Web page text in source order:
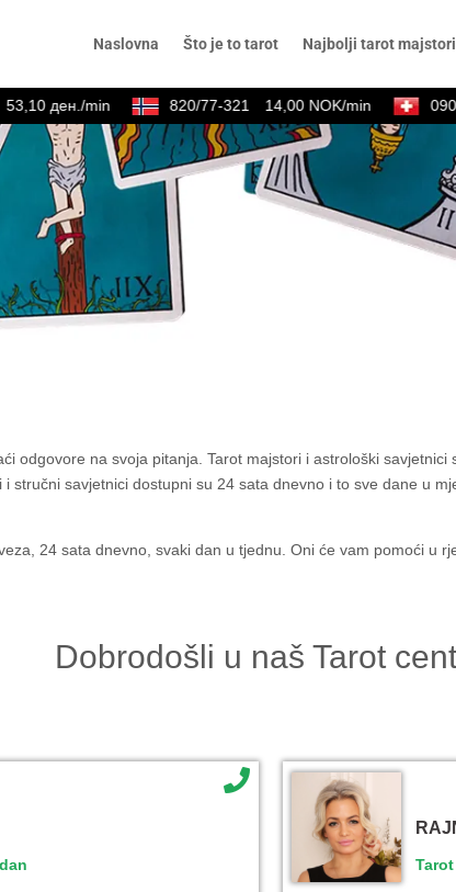
Naslovna Što je to tarot Najbolji tarot majstori
ден./min 820/77-321 14,00 NOK/min 0901/
odgovore na svoja pitanja. Tarot majstori i astrološki
stručni savjetnici dostupni su 24 sata dnevno i to sve dane u
24 sata dnevno, svaki dan u tjednu. Oni će vam pomoći u
Dobrodošli u naš Tarot